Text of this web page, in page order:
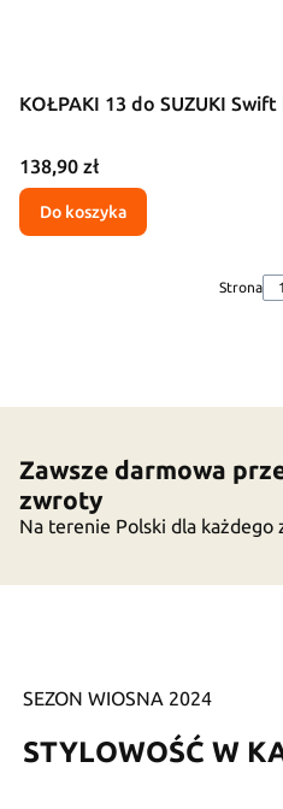
KOŁPAKI 13 do SUZUKI
Cena
138,90 zł
Do koszyka
Strona
Zawsze darmowa
zwroty
Na terenie Polski dla każdego
SEZON WIOSNA 2024
STYLOWOŚĆ W